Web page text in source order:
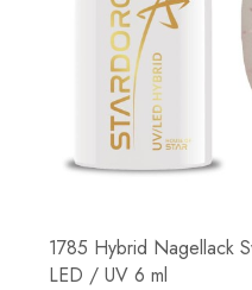
1785 Hybrid Nagellack
LED / UV 6 ml